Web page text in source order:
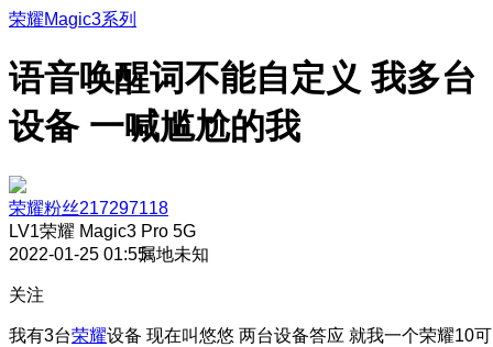
荣耀Magic3系列
语音唤醒词不能自定义 我多台
设备 一喊尴尬的我
荣耀粉丝217297118
LV1荣耀 Magic3 Pro 5G
2022-01-25 01:55属地未知
关注
我有3台荣耀设备 现在叫悠悠 两台设备答应 就我一个荣耀10可